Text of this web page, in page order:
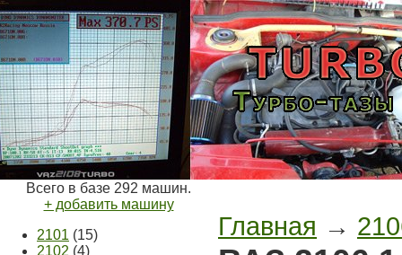
Всего в базе 292 машин.
+ добавить машину
2101 (15)
2102 (4)
Главная →